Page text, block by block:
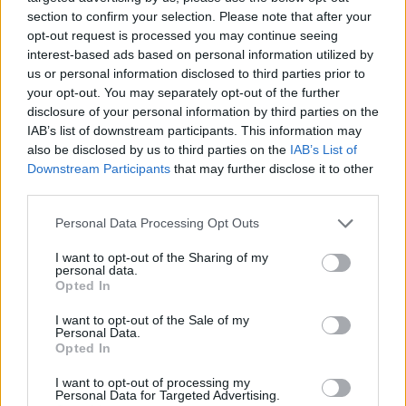
section to confirm your selection. Please note that after your
opt-out request is processed you may continue seeing
interest-based ads based on personal information utilized by
us or personal information disclosed to third parties prior to
your opt-out. You may separately opt-out of the further
disclosure of your personal information by third parties on the
IAB’s list of downstream participants. This information may
also be disclosed by us to third parties on the IAB’s List of
Downstream Participants that may further disclose it to other
Personal Data Processing Opt Outs
I want to opt-out of the Sharing of my
personal data.
Opted In
I want to opt-out of the Sale of my
Personal Data.
Opted In
I want to opt-out of processing my
Personal Data for Targeted Advertising.
7. **Friggitrice elettrica Secura**: dotata di doppi cestelli, il
modello Secura è progettato per la cottura simultanea di più alimenti,
riducendo i tempi di preparazione. Il suo prezzo di 110 dollari è
competitivo, con controllo della temperatura regolabile e
rivestimento esterno anti-calore. Tuttavia, alcuni utenti esprimono
preoccupazioni circa la costanza dei livelli di riscaldamento
dell'apparecchio. Offre una garanzia di 2 anni.
8. **Friggitrice Chefman Jumbo Size**: Con il suo fascino per gli
appassionati di cucina, la friggitrice Chefman vanta una capacità di
ingombro potrebbe occupare spazio prezioso sul bancone. La
sua qualità costruttiva.
9. **Friggitrice T-Fal Family Pro**: Questa friggitrice offre
Costa circa 120 dollari e include un elemento riscaldante brevettato,
ottimizzato per tempi di recupero rapidi dell'olio. I critici
sottolineano che il design semplicistico è privo di alcune moderne
10. **Friggitrice in acciaio inossidabile VIVOHOME**: apprezzata